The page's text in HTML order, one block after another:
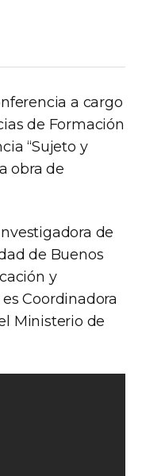
a cargo
de Formación
“Sujeto y
obra de
de
de Buenos
y
Coordinadora
Ministerio de